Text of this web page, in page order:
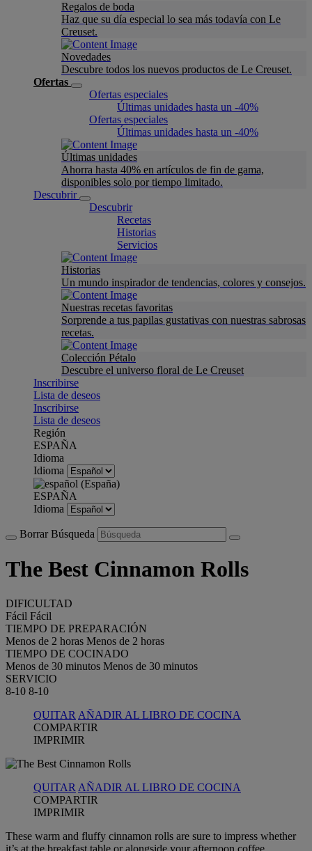
Regalos de boda
Haz que su día especial lo sea más todavía con Le
Creuset.
Novedades
Descubre todos los nuevos productos de Le Creuset.
Ofertas
Ofertas especiales
Últimas unidades hasta un -40%
Ofertas especiales
Últimas unidades hasta un -40%
Últimas unidades
Ahorra hasta 40% en artículos de fin de gama,
disponibles solo por tiempo limitado.
Descubrir
Descubrir
Recetas
Historias
Servicios
Historias
Un mundo inspirador de tendencias, colores y consejos.
Nuestras recetas favoritas
Sorprende a tus papilas gustativas con nuestras sabrosas
recetas.
Colección Pétalo
Descubre el universo floral de Le Creuset
Inscribirse
Lista de deseos
Inscribirse
Lista de deseos
Región
ESPAÑA
Idioma
Idioma
ESPAÑA
Idioma
Borrar Búsqueda
The Best Cinnamon Rolls
DIFICULTAD
Fácil Fácil
TIEMPO DE PREPARACIÓN
Menos de 2 horas Menos de 2 horas
TIEMPO DE COCINADO
Menos de 30 minutos Menos de 30 minutos
SERVICIO
8-10 8-10
QUITAR AÑADIR AL LIBRO DE COCINA
COMPARTIR
IMPRIMIR
QUITAR AÑADIR AL LIBRO DE COCINA
COMPARTIR
IMPRIMIR
These warm and fluffy cinnamon rolls are sure to impress whether
it’s at the breakfast table or alongside your afternoon coffee.